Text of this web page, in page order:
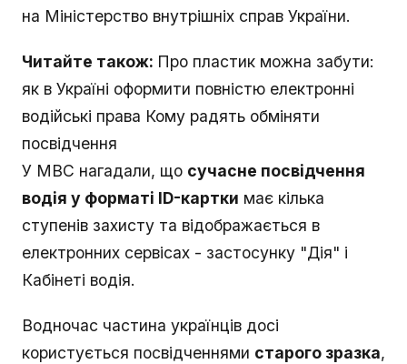
на Міністерство внутрішніх справ України.
Читайте також: Про пластик можна забути:
як в Україні оформити повністю електронні
водійські права Кому радять обміняти
посвідчення
У МВС нагадали, що сучасне посвідчення
водія у форматі ID-картки має кілька
ступенів захисту та відображається в
електронних сервісах - застосунку "Дія" і
Кабінеті водія.
Водночас частина українців досі
користується посвідченнями старого зразка,